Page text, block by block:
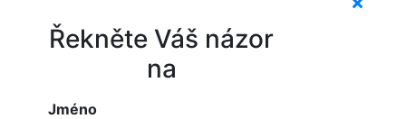
Řekněte Váš názor
na
Jméno